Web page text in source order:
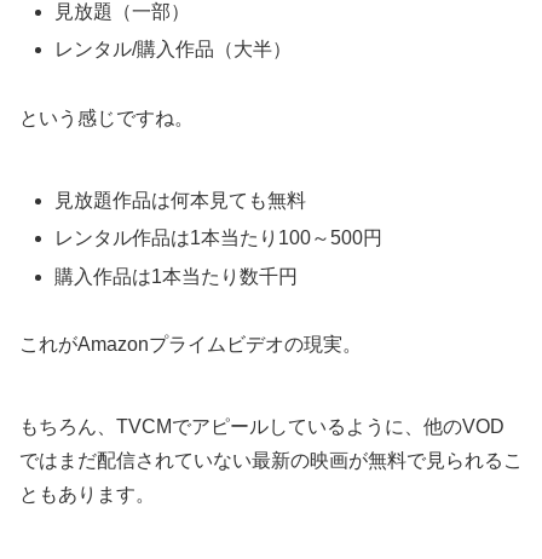
見放題（一部）
レンタル/購入作品（大半）
という感じですね。
見放題作品は何本見ても無料
レンタル作品は1本当たり100～500円
購入作品は1本当たり数千円
これがAmazonプライムビデオの現実。
もちろん、TVCMでアピールしているように、他のVOD
ではまだ配信されていない最新の映画が無料で見られるこ
ともあります。